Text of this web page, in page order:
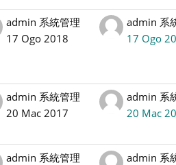
admin 系統管理
17 Ogo 2018
admin 系
17 Ogo
admin 系統管理
20 Mac 2017
admin 系
20 Mac
admin 系統管理
admin 系